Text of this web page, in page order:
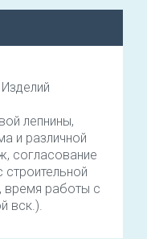
лепнины,
и различной
согласование
строительной
время работы с
вск.).